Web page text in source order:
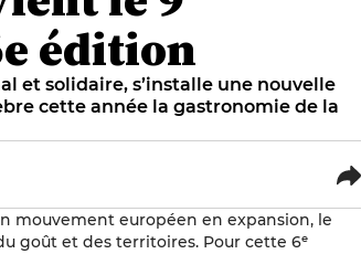
édition
et solidaire, s’installe une nouvelle
cette année la gastronomie de la
mouvement européen en expansion, le
goût et des territoires. Pour cette 6ᵉ